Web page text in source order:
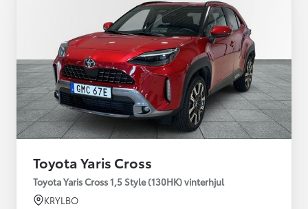
Toyota Yaris Cross
Toyota Yaris Cross 1,5 Style (130HK) vinterhjul
KRYLBO